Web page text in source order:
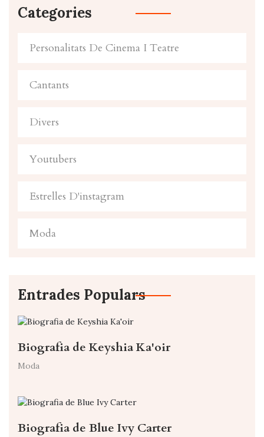
Categories
Personalitats De Cinema I Teatre
Cantants
Divers
Youtubers
Estrelles D'instagram
Moda
Entrades Populars
Biografia de Keyshia Ka'oir
Moda
Biografia de Blue Ivy Carter